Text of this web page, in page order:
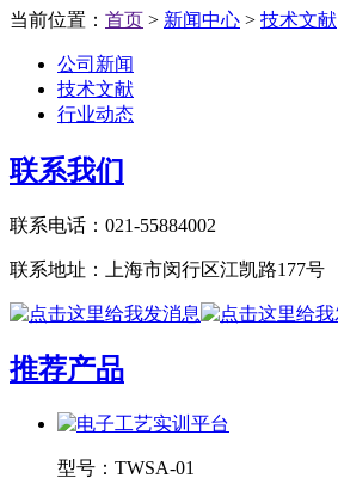
当前位置： 首页 > 新闻中心 > 技术文献
公司新闻
技术文献
行业动态
联系我们
联系电话：021-55884002
联系地址：上海市闵行区江凯路177号
推荐产品
型号： TWSA-01